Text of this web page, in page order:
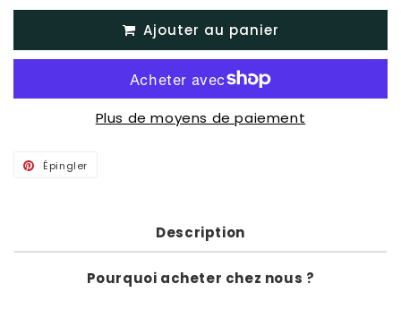
Ajouter au panier
Plus de moyens de paiement
Épingler
Description
Pourquoi acheter chez nous ?